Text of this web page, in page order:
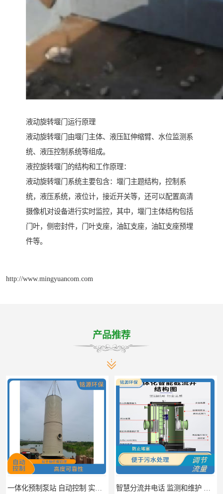
液动旋转堰门运行原理
液动旋转堰门由堰门主体、液压缸伸缩臂、水位监测系
统、液压控制系统等组成。
液控旋转堰门的结构和工作原理：
液动旋转堰门系统主要包含：堰门主题结构，控制系
统，液压系统，液位计，接近开关等，还可以配置高清
摄像机对设备进行实时监控，其中，堰门主体结构包括
门叶，侧密封件，门叶支座，油缸支座，油缸支座预埋
件等。
http://www.mingyuancom.com
产品推荐